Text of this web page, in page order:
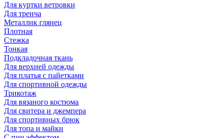
Для куртки ветровки
Для тренча
Металлик глянец
Плотная
Стежка
Тонкая
Подкладочная ткань
Для верхней одежды
Для платья с пайетками
Для спортивной одежды
Трикотаж
Для вязаного костюма
Для свитера и джемпера
Для спортивных брюк
Для топа и майки